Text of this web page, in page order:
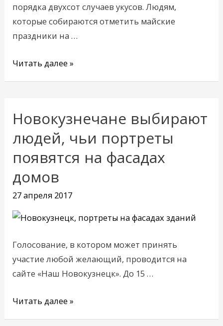
порядка двухсот случаев укусов. Людям,
которые собираются отметить майские
праздники на …
Читать далее »
Новокузнечане выбирают
людей, чьи портреты
появятся на фасадах
домов
27 апреля 2017
Голосование, в котором может принять
участие любой желающий, проводится на
сайте «Наш Новокузнецк». До 15 …
Новокузнечане
выбирают
людей,
чьи
портреты
появятся
на
фасадах
Читать далее »